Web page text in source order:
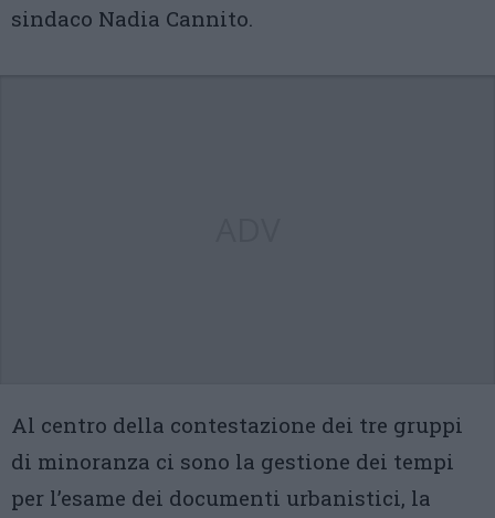
sindaco Nadia Cannito.
Al centro della contestazione dei tre gruppi
di minoranza ci sono la gestione dei tempi
per l’esame dei documenti urbanistici, la